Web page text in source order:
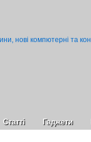
Статті Гаджети